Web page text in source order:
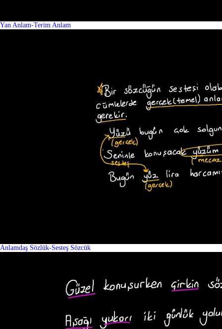
Yan Anlam-Terim Anlam
Anlamdaş Sözlük-Sesteş Sözcük